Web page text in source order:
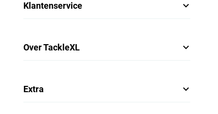
Klantenservice
Over TackleXL
Extra